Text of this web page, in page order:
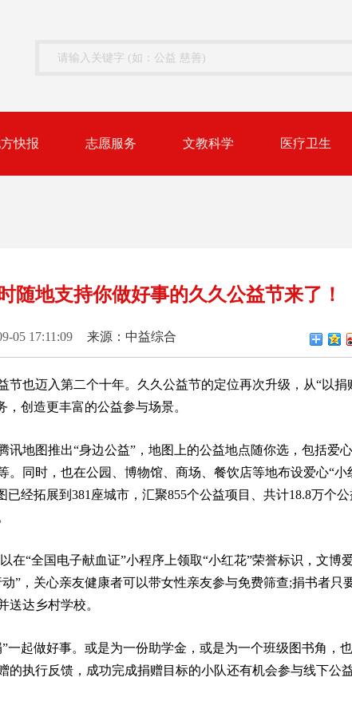
快报 志愿服务 文教科学 医疗卫生
随地支持你做好事的久久公益节来了！
05 17:11:09 来源：中益综合
节也迈入第二个十年。久久公益节的定位再次升级，从“以捐
创造更丰富的公益参与场景。
地图推出“身边公益”，地图上的公益地点随你选，包括爱
同时，也在公园、博物馆、商场、餐饮店等地布设爱心“小
经拓展到381座城市，汇聚855个公益项目、共计18.8万个
在“全国电子献血证”小程序上领取“小红花”荣誉标识，文博
”，关心亲友健康者可以带女性亲友参与免费筛查;捐书者只
送达乡村学校。
一起做好事。或是为一份助学金，或是为一个班级图书角，
执行反馈，成功完成捐赠目标的小队还有机会参与线下公益